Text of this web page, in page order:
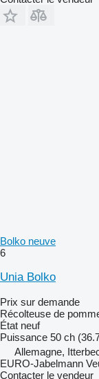
Bolko neuve
6
Unia Bolko
Prix sur demande
Récolteuse de
État neuf
Puissance 50 ch
Allemagne,
EURO-Jabelmann
Contacter le vendeur